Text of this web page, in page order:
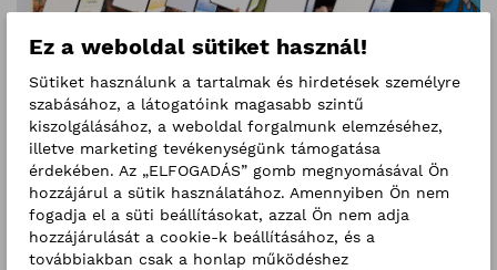
„Ismerkedj a szakmákkal!” Rajzpályázat – Díjátadó
Ünnepség
2025. december 2.
A kreativitás minden szakmában otthonra talál
Bővebben
Ez a weboldal sütiket használ!
Sütiket használunk a tartalmak és hirdetések személyre
szabásához, a látogatóink magasabb szintű
kiszolgálásához, a weboldal forgalmunk elemzéséhez,
illetve marketing tevékenységünk támogatása
érdekében. Az „ELFOGADÁS” gomb megnyomásával Ön
hozzájárul a sütik használatához. Amennyiben Ön nem
fogadja el a süti beállításokat, azzal Ön nem adja
hozzájárulását a cookie-k beállításához, és a
továbbiakban csak a honlap működéshez